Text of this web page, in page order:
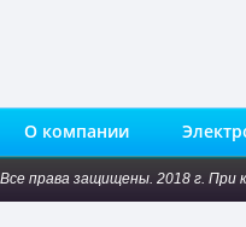
О компании
Все права защищены. 2018 г. При